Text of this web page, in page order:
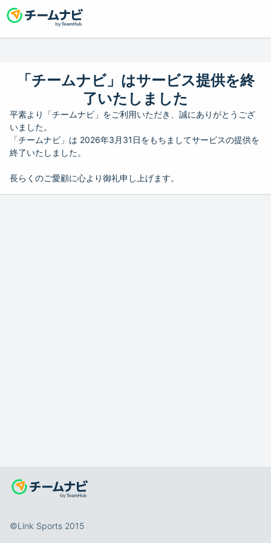
「チームナビ」はサービス提供を終
了いたしました
平素より「チームナビ」をご利用いただき、誠にありがとうござ
いました。
「チームナビ」は 2026年3月31日をもちましてサービスの提供を
終了いたしました。
長らくのご愛顧に心より御礼申し上げます。
©️Link Sports 2015